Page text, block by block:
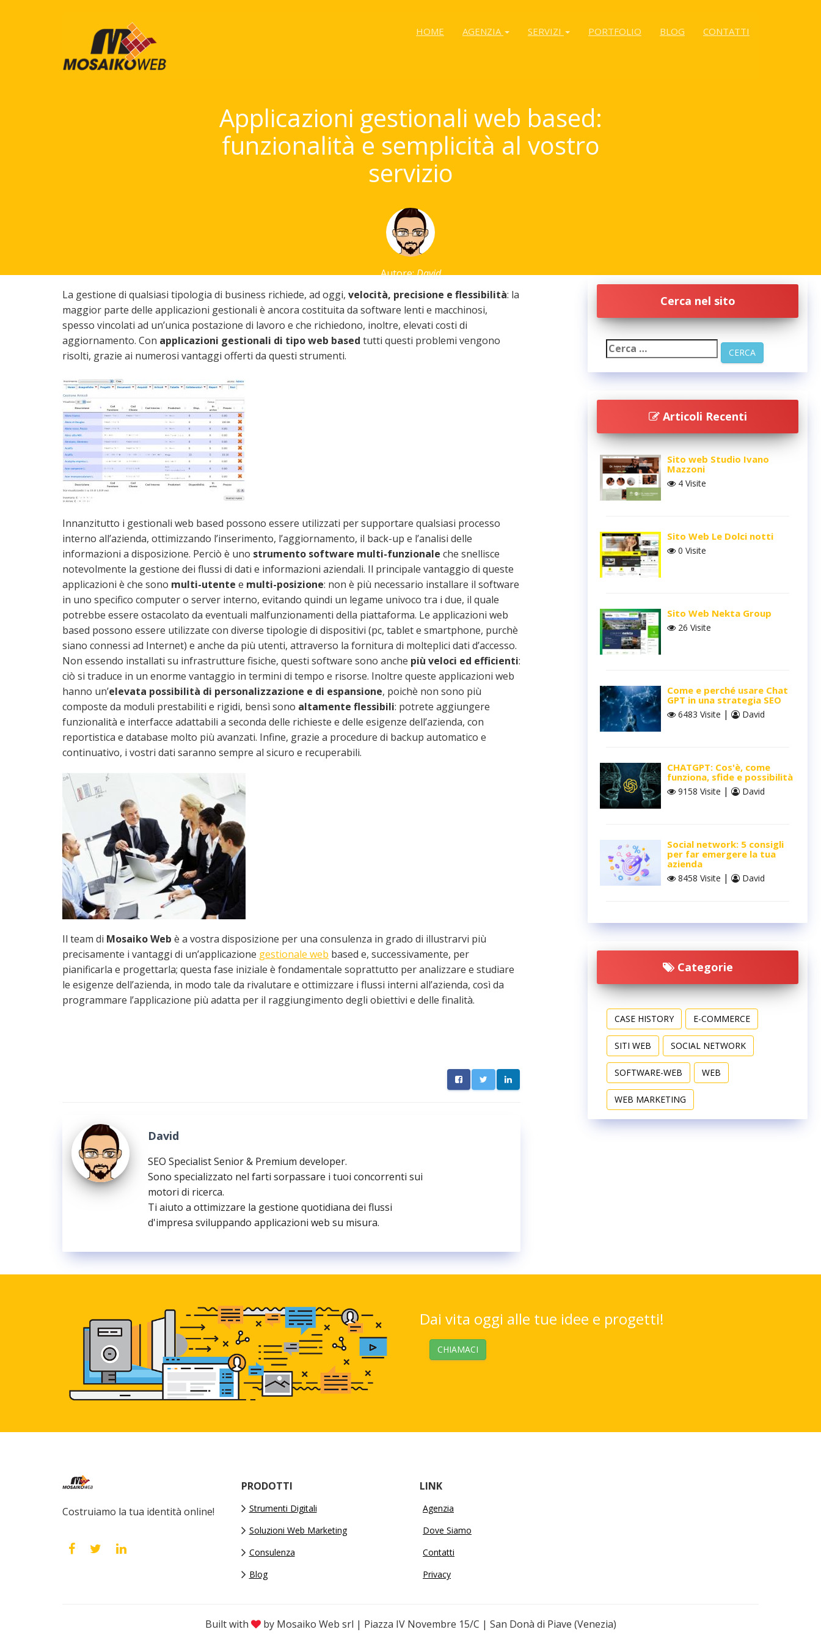
HOME AGENZIA SERVIZI PORTFOLIO BLOG CONTATTI
Applicazioni gestionali web based:
funzionalità e semplicità al vostro
servizio
Autore:David
La gestione di qualsiasi tipologia di business richiede, ad oggi, velocità, precisione e flessibilità: la
maggior parte delle applicazioni gestionali è ancora costituita da software lenti e macchinosi,
spesso vincolati ad un’unica postazione di lavoro e che richiedono, inoltre, elevati costi di
aggiornamento. Con applicazioni gestionali di tipo web based tutti questi problemi vengono
risolti, grazie ai numerosi vantaggi offerti da questi strumenti.
Innanzitutto i gestionali web based possono essere utilizzati per supportare qualsiasi processo
interno all’azienda, ottimizzando l’inserimento, l’aggiornamento, il back-up e l’analisi delle
informazioni a disposizione. Perciò è uno strumento software multi-funzionale che snellisce
notevolmente la gestione dei flussi di dati e informazioni aziendali. Il principale vantaggio di queste
applicazioni è che sono multi-utente e multi-posizione: non è più necessario installare il software
in uno specifico computer o server interno, evitando quindi un legame univoco tra i due, il quale
potrebbe essere ostacolato da eventuali malfunzionamenti della piattaforma. Le applicazioni web
based possono essere utilizzate con diverse tipologie di dispositivi (pc, tablet e smartphone, purchè
siano connessi ad Internet) e anche da più utenti, attraverso la fornitura di molteplici dati d’accesso.
Non essendo installati su infrastrutture fisiche, questi software sono anche più veloci ed efficienti:
ciò si traduce in un enorme vantaggio in termini di tempo e risorse. Inoltre queste applicazioni web
hanno un’elevata possibilità di personalizzazione e di espansione, poichè non sono più
composte da moduli prestabiliti e rigidi, bensì sono altamente flessibili: potrete aggiungere
funzionalità e interfacce adattabili a seconda delle richieste e delle esigenze dell’azienda, con
reportistica e database molto più avanzati. Infine, grazie a procedure di backup automatico e
continuativo, i vostri dati saranno sempre al sicuro e recuperabili.
Il team di Mosaiko Web è a vostra disposizione per una consulenza in grado di illustrarvi più
precisamente i vantaggi di un’applicazione gestionale web based e, successivamente, per
pianificarla e progettarla; questa fase iniziale è fondamentale soprattutto per analizzare e studiare
le esigenze dell’azienda, in modo tale da rivalutare e ottimizzare i flussi interni all’azienda, così da
programmare l’applicazione più adatta per il raggiungimento degli obiettivi e delle finalità.
David
SEO Specialist Senior & Premium developer.
Sono specializzato nel farti sorpassare i tuoi concorrenti sui
motori di ricerca.
Ti aiuto a ottimizzare la gestione quotidiana dei flussi
d'impresa sviluppando applicazioni web su misura.
Cerca nel sito
Articoli Recenti
Sito web Studio Ivano
Mazzoni
4 Visite
Sito Web Le Dolci notti
0 Visite
Sito Web Nekta Group
26 Visite
Come e perché usare Chat
GPT in una strategia SEO
6483 Visite | David
CHATGPT: Cos'è, come
funziona, sfide e possibilità
9158 Visite | David
Social network: 5 consigli
per far emergere la tua
azienda
8458 Visite | David
Categorie
CASE HISTORY E-COMMERCE
SITI WEB SOCIAL NETWORK
SOFTWARE-WEB WEB
WEB MARKETING
Dai vita oggi alle tue idee e progetti!
CHIAMACI
Costruiamo la tua identità online!
PRODOTTI
Strumenti Digitali
Soluzioni Web Marketing
Consulenza
Blog
LINK
Agenzia
Dove Siamo
Contatti
Privacy
Built with by Mosaiko Web srl | Piazza IV Novembre 15/C | San Donà di Piave (Venezia)